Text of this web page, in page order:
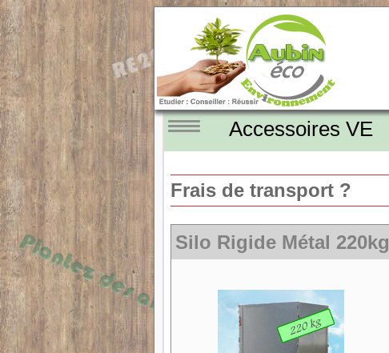
Accessoires VE
Frais de transport ?
Silo Rigide Métal 220kg